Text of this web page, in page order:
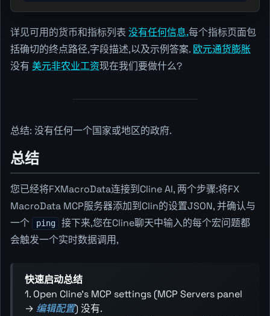
详见可用的货币和指标列表没有任何信息.每个指标页面包
括确切的终点路径,字段描述,以及示例答案. 欧元通货膨胀
没有 美元非农业工资现在我们要做什么?
总结: 没有任何一个国家或地区的政府.
总结
您已经将FXMacroData连接到Cline AI, 两个步骤:将FX
MacroData MCP服务器添加到Clin的设置JSON, 并确认与
一个
ping
接下来,您在Cline聊天中输入的每个宏问题都
会触发一个实时数据调用,
快速启动总结
1. Open Cline’s MCP settings (MCP Servers panel
→ 编辑配置) 没有.